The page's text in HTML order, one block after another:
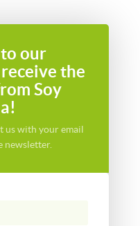
POB 116
our
the
Soy
us with your email
newsletter.